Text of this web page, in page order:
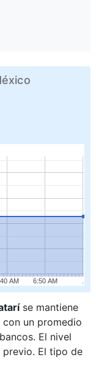
AM 6:50 AM
se mantiene
un promedio
El nivel
previo. El tipo de